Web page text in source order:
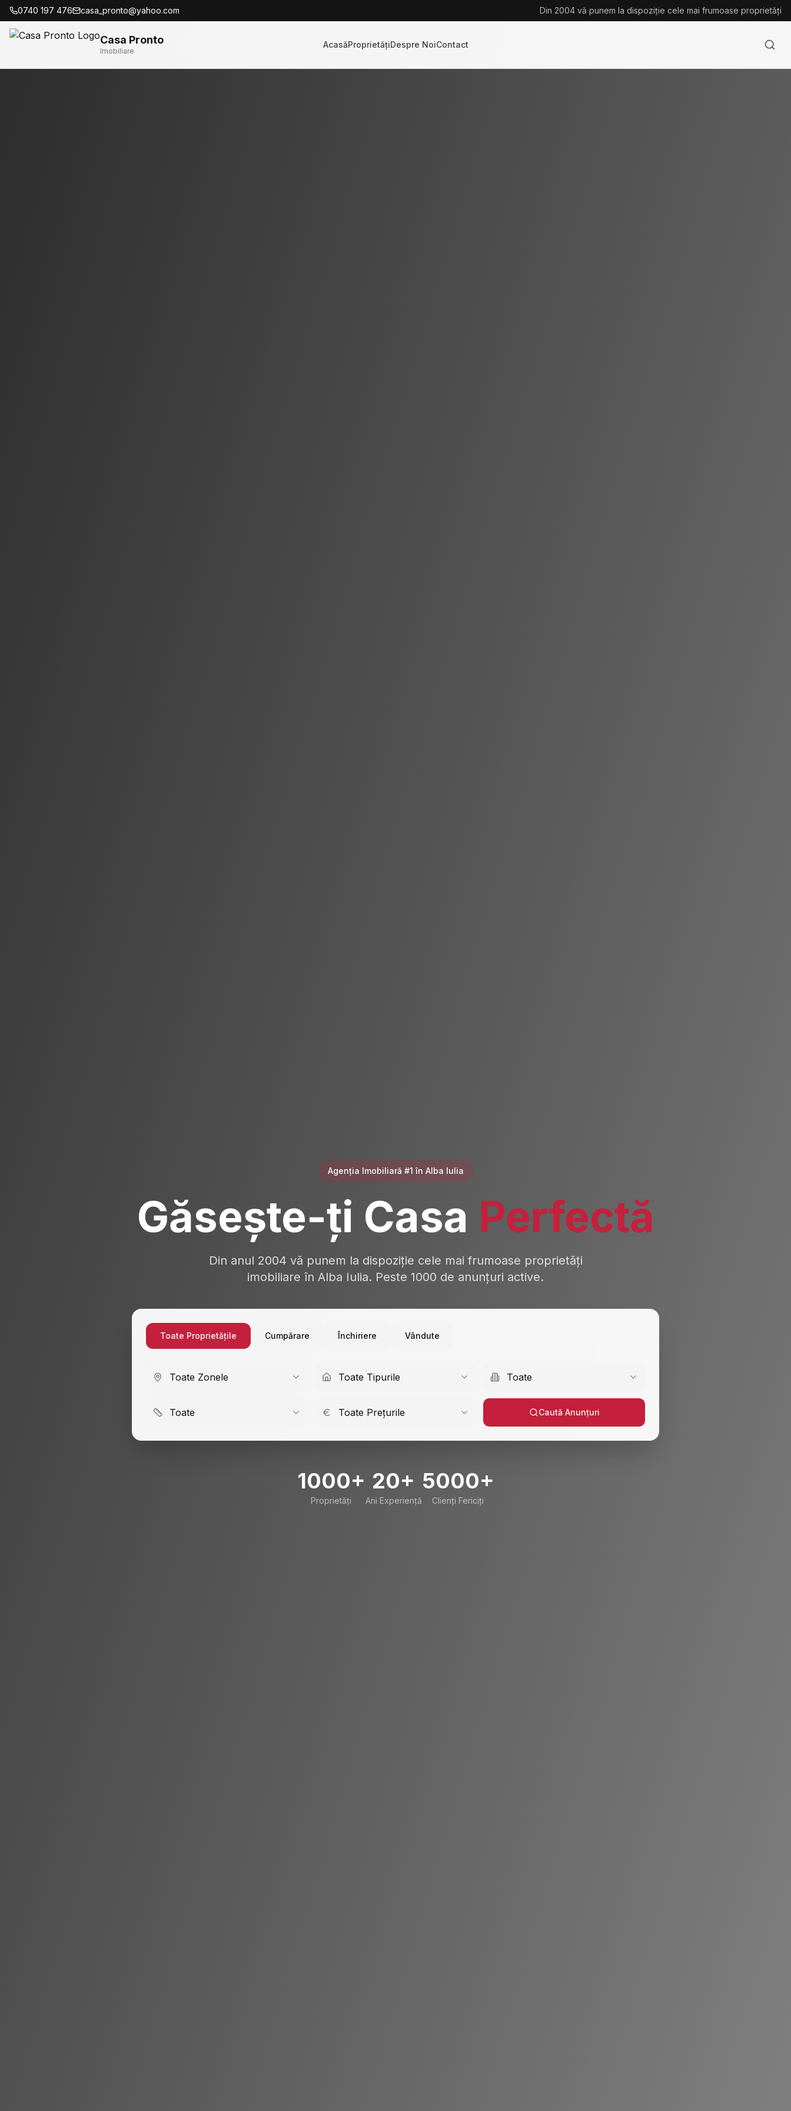
0740 197 476 casa_pronto@yahoo.com Din 2004 vă punem la dispoziție cele mai frumoase proprietăți
Casa Pronto
Imobiliare
AcasăProprietățiDespre NoiContact
Agenția Imobiliară #1 în Alba Iulia
Găsește-ți Casa Perfectă
Din anul 2004 vă punem la dispoziție cele mai frumoase proprietăți
imobiliare în Alba Iulia. Peste 1000 de anunțuri active.
Toate Proprietățile Cumpărare Închiriere Vândute
Toate Zonele Toate Tipurile Toate
Toate Toate Prețurile Caută Anunțuri
1000+
Proprietăți
20+
Ani Experiență
5000+
Clienți Fericiți